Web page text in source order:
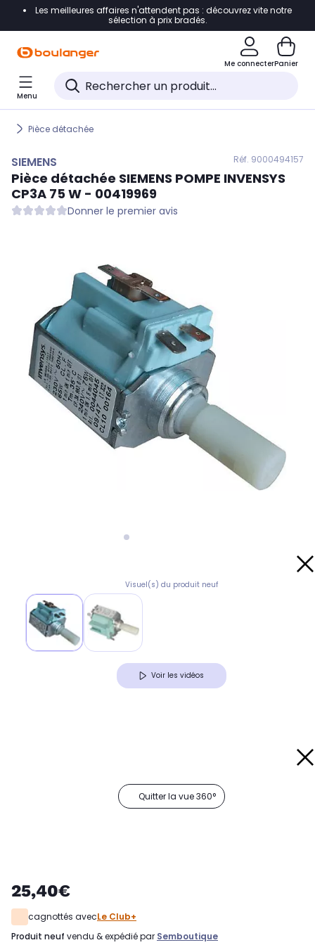
Accéder directement à la navigation
Accéder directement au pied de page
Accéder directement au chatbot
Les meilleures affaires n'attendent pas : découvrez vite notre
sélection à prix bradés.
Me connecterPanier
Menu
Pièce détachée
SIEMENS Réf. 9000494157
Pièce détachée SIEMENS POMPE INVENSYS
CP3A 75 W - 00419969
Donner le premier avis
Visuel(s) du produit neuf
Voir les vidéos
Quitter la vue 360°
25,40€
cagnottés avecLe Club+
produit neuf vendu & expédié par Semboutique